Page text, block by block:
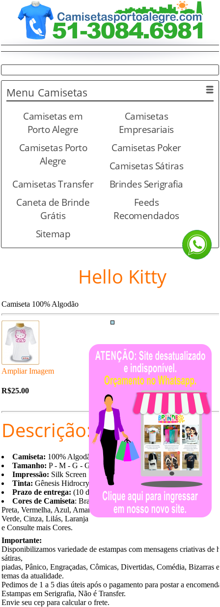
Menu Camisetas
Camisetas em
Porto Alegre
Camisetas
Empresariais
Camisetas Porto
Alegre
Camisetas Poker
Camisetas Sátiras
Camisetas Transfer
Brindes Serigrafia
Caneta de Brinde
Grátis
Feeds
Recomendados
Sitemap
Hello Kitty
Camiseta 100% Algodão
Ampliar Imagem
R$25.00
Descrição:
Camiseta: 100% Algodão
Tamanho: P - M - G - GG
Impressão: Silk Screen
Tinta: Gênesis Hidrocryl
Prazo de entrega: (10 dias)
Cores de Camiseta: Branca,
Preta, Vermelha, Azul, Amarela,
Verde, Cinza, Lilás, Laranja
e Consulte mais Cores.
Importante:
Disponibilizamos variedade de estampas com mensagens criativas de
sátiras,
piadas, Pânico, Engraçadas, Cômicas, Divertidas, Comédia, Bizarras
temas da atualidade.
Pedimos de 1 a 5 dias úteis após o pagamento para postar a
Estampas em Serigrafia, Não é Transfer.
Envie seu cep para calcular o frete.